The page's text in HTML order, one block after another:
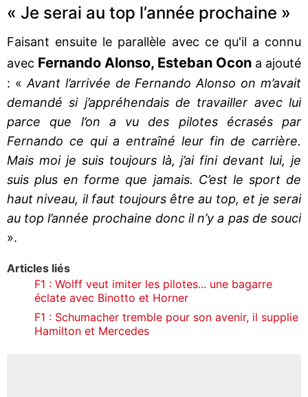
« Je serai au top l’année prochaine »
Faisant ensuite le parallèle avec ce qu'il a connu
avec Fernando Alonso, Esteban Ocon a ajouté
: « Avant l’arrivée de Fernando Alonso on m’avait
demandé si j’appréhendais de travailler avec lui
parce que l’on a vu des pilotes écrasés par
Fernando ce qui a entraîné leur fin de carrière.
Mais moi je suis toujours là, j’ai fini devant lui, je
suis plus en forme que jamais. C’est le sport de
haut niveau, il faut toujours être au top, et je serai
au top l’année prochaine donc il n’y a pas de souci
».
Articles liés
F1 : Wolff veut imiter les pilotes... une bagarre
éclate avec Binotto et Horner
F1 : Schumacher tremble pour son avenir, il supplie
Hamilton et Mercedes